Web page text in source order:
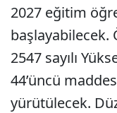
2027 eğitim
2547 sayılı
44’üncü
yürütülecek.